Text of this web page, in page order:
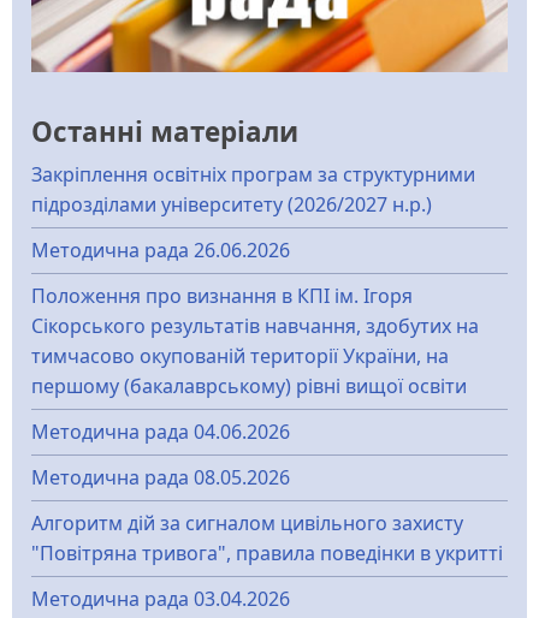
Останні матеріали
Закріплення освітніх програм за структурними
підрозділами університету (2026/2027 н.р.)
Методична рада 26.06.2026
Положення про визнання в КПІ ім. Ігоря
Сікорського результатів навчання, здобутих на
тимчасово окупованій території України, на
першому (бакалаврському) рівні вищої освіти
Методична рада 04.06.2026
Методична рада 08.05.2026
Алгоритм дій за сигналом цивільного захисту
"Повітряна тривога", правила поведінки в укритті
Методична рада 03.04.2026